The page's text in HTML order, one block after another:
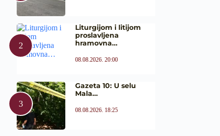
Liturgijom i litijom
proslavljena
hramovna…
08.08.2026. 20:00
Gazeta 10: U selu
Mala…
08.08.2026. 18:25